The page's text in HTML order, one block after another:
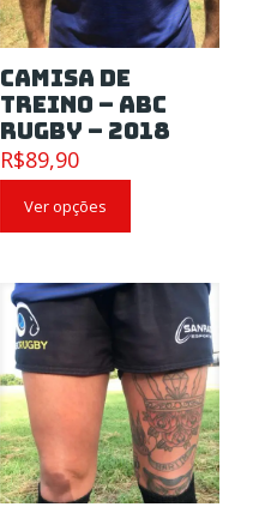
Camisa de
Treino – ABC
RUGBY – 2018
R$89,90
Ver opções